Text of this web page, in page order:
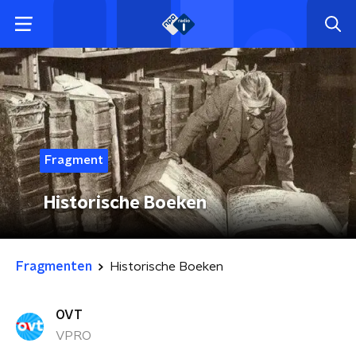
Fragment
Historische Boeken
Fragmenten Historische Boeken
OVT
VPRO